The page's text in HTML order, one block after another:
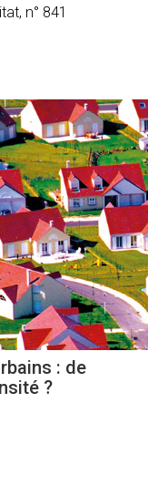
n° 841
: de
?